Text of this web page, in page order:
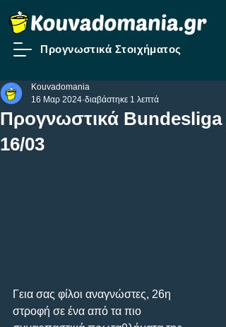
Προγνωστικά Στοιχήματος
Προγνωστικά Bundesliga
16/03
Kouvadomania
16 Μαρ 2024 διαβάστηκε 1 λεπτά
Γεια σας φίλοι αναγνώστες, 26η
στροφή σε ένα από τα πιο